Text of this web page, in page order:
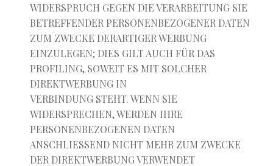
WIDERSPRUCH GEGEN DIE VERARBEITUNG SIE
BETREFFENDER PERSONENBEZOGENER DATEN
ZUM ZWECKE DERARTIGER WERBUNG
EINZULEGEN; DIES GILT AUCH FÜR DAS
PROFILING, SOWEIT ES MIT SOLCHER
DIREKTWERBUNG IN
VERBINDUNG STEHT. WENN SIE
WIDERSPRECHEN, WERDEN IHRE
PERSONENBEZOGENEN DATEN
ANSCHLIESSEND NICHT MEHR ZUM ZWECKE
DER DIREKTWERBUNG VERWENDET